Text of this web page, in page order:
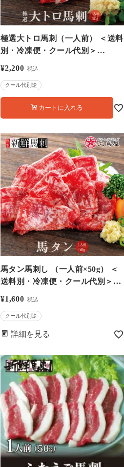
極選大トロ馬刺（一人前） ＜送料
別・冷凍便・クール代別＞
¥2,200 税込
クール代別途
カートに入れる
馬タン馬刺し （一人前×50g） ＜
送料別・冷凍便・クール代別＞※
まや）【0308438】
¥1,600 税込
クール代別途
詳細を見る